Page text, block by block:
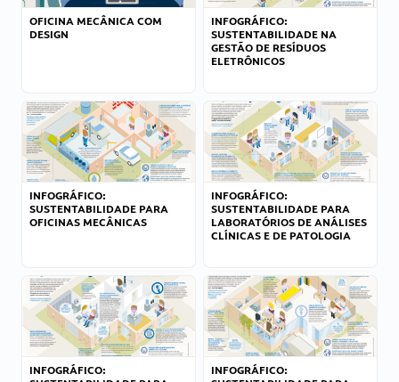
OFICINA MECÂNICA COM
DESIGN
INFOGRÁFICO:
SUSTENTABILIDADE NA
GESTÃO DE RESÍDUOS
ELETRÔNICOS
INFOGRÁFICO:
SUSTENTABILIDADE PARA
OFICINAS MECÂNICAS
INFOGRÁFICO:
SUSTENTABILIDADE PARA
LABORATÓRIOS DE ANÁLISES
CLÍNICAS E DE PATOLOGIA
INFOGRÁFICO:
INFOGRÁFICO: